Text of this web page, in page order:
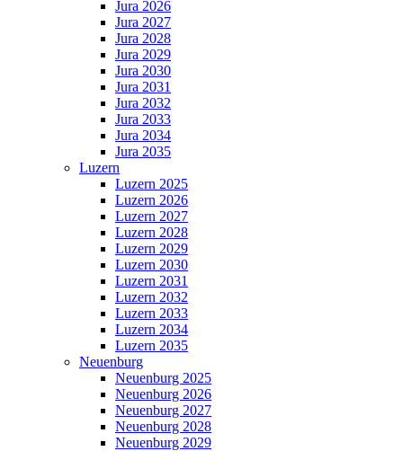
Jura 2026
Jura 2027
Jura 2028
Jura 2029
Jura 2030
Jura 2031
Jura 2032
Jura 2033
Jura 2034
Jura 2035
Luzern
Luzern 2025
Luzern 2026
Luzern 2027
Luzern 2028
Luzern 2029
Luzern 2030
Luzern 2031
Luzern 2032
Luzern 2033
Luzern 2034
Luzern 2035
Neuenburg
Neuenburg 2025
Neuenburg 2026
Neuenburg 2027
Neuenburg 2028
Neuenburg 2029